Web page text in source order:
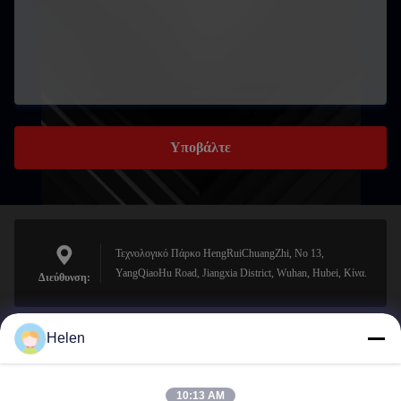
Υποβάλτε
Διεύθυνση:
Τεχνολογικό Πάρκο HengRuiChuangZhi, No 13,
YangQiaoHu Road, Jiangxia District, Wuhan, Hubei, Κίνα.
sales@perfectlaser.net
Helen
10:13 AM